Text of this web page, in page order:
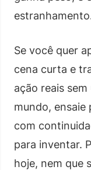
Se você quer
cena curta e
ação reais
mundo,
com
para inventar.
hoje, nem que